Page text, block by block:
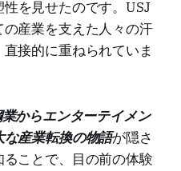
性を見せたのです。USJ
産業を支えた人々の汗
接的に重ねられていま
からエンターテイメン
な産業転換の物語が隠さ
ことで、目の前の体験